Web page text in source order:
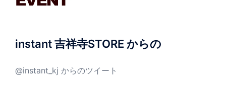
instant 吉祥寺STORE からの
@instant_kj からのツイート